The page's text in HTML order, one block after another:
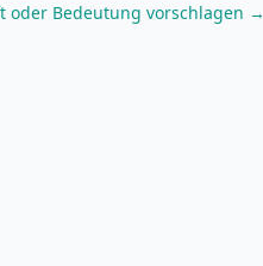
oder Bedeutung vorschlagen →